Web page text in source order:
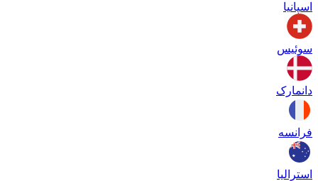
اسپانیا
سوئیس
دانمارک
فرانسه
استرالیا